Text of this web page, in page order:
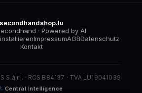
secondhandshop.lu
· Powered by AI
ImpressumAGBDatenschutz
Kontakt
S.à r.l. · RCS B84137 · TVA LU19041039
Central Intelligence